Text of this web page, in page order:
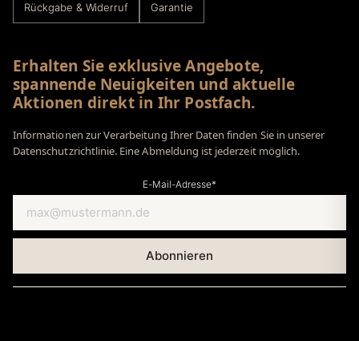
Rückgabe & Widerruf Garantie
Erhalten Sie exklusive Angebote,
spannende Neuigkeiten und aktuelle
Aktionen direkt in Ihr Postfach.
Informationen zur Verarbeitung Ihrer Daten finden Sie in unserer
Datenschutzrichtlinie. Eine Abmeldung ist jederzeit möglich.
E-Mail-Adresse*